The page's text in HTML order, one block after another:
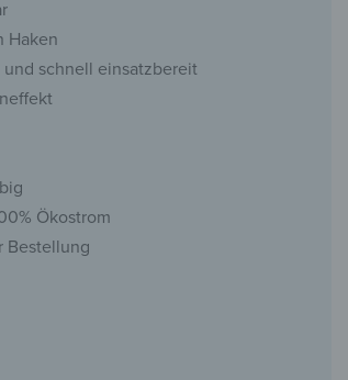
Haken
schnell einsatzbereit
Ökostrom
Bestellung